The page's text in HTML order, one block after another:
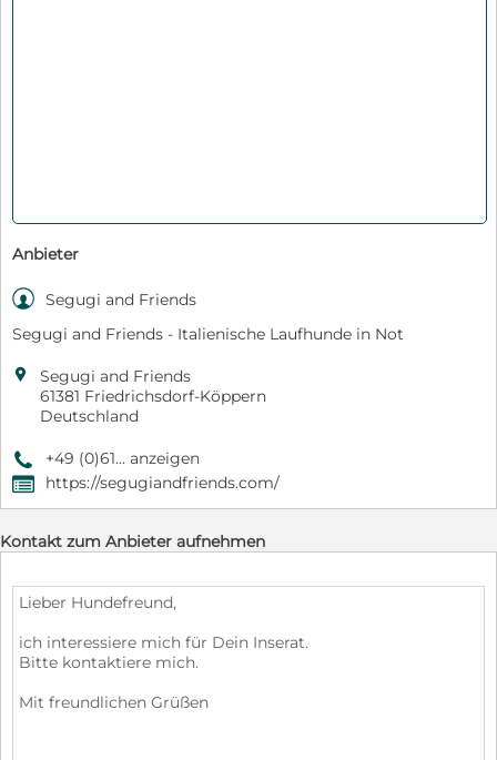
Anbieter
 Segugi and Friends
Segugi and Friends - Italienische Laufhunde in Not

Segugi and Friends
61381 Friedrichsdorf-Köppern
Deutschland
9 +49 (0)61... anzeigen
, https://segugiandfriends.com/
Kontakt zum Anbieter aufnehmen